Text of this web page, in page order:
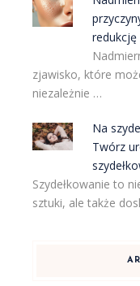
redukcję
zjawisko, które
niezależnie …
Na
Twórz
Szydełkowanie to
sztuki, ale także